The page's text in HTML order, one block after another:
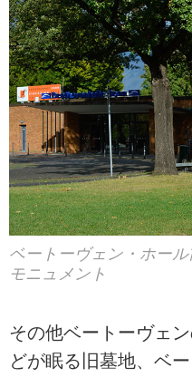
ベートーヴェン・ホー
モニュメント
その他ベートーヴェ
どが眠る旧墓地、ベ